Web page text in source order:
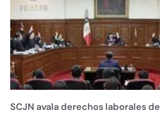
SCJN avala derechos laborales de